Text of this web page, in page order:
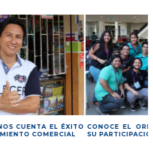
CUENTA EL ÉXITO
COMERCIAL
CONOCE EL
SU